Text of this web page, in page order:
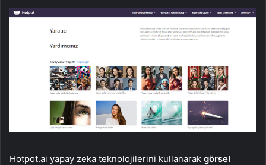
Hotpot.ai yapay zeka teknolojilerini kullanarak görsel